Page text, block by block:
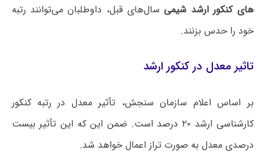
های کنکور ارشد شیمیسال‌های قبل، داوطلبان می‌توانند رتبه
خود را حدس بزنند.
تاثیر معدل در کنکور ارشد
بر اساس اعلام سازمان سنجش، تأثیر معدل در رتبه کنکور
کارشناسی ارشد ۲۰ درصد است. ضمن این که این تأثیر بیست
درصدی معدل به صورت تراز اعمال خواهد شد.